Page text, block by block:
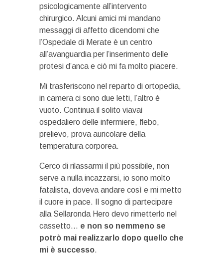
psicologicamente all’intervento
chirurgico. Alcuni amici mi mandano
messaggi di affetto dicendomi che
l’Ospedale di Merate è un centro
all’avanguardia per l’inserimento delle
protesi d’anca e ciò mi fa molto piacere.
Mi trasferiscono nel reparto di ortopedia,
in camera ci sono due letti, l’altro è
vuoto. Continua il solito viavai
ospedaliero delle infermiere, flebo,
prelievo, prova auricolare della
temperatura corporea.
Cerco di rilassarmi il più possibile, non
serve a nulla incazzarsi, io sono molto
fatalista, doveva andare così e mi metto
il cuore in pace. Il sogno di partecipare
alla Sellaronda Hero devo rimetterlo nel
cassetto… e non so nemmeno se
potrò mai realizzarlo dopo quello che
mi è successo.